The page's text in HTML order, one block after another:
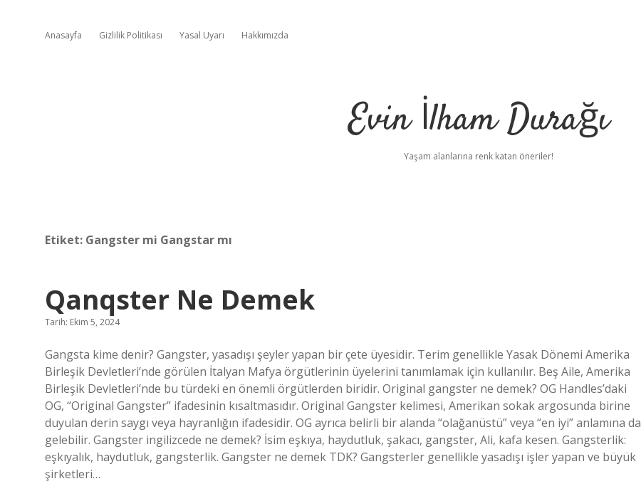
Anasayfa Gizlilik Politikası Yasal Uyarı Hakkımızda
Evin İlham Durağı
Yaşam alanlarına renk katan öneriler!
Etiket: Gangster mi Gangstar mı
Qanqster Ne Demek
Tarih: Ekim 5, 2024
Gangsta kime denir? Gangster, yasadışı şeyler yapan bir çete üyesidir. Terim genellikle Yasak Dönemi Amerika
Birleşik Devletleri’nde görülen İtalyan Mafya örgütlerinin üyelerini tanımlamak için kullanılır. Beş Aile, Amerika
Birleşik Devletleri’nde bu türdeki en önemli örgütlerden biridir. Original gangster ne demek? OG Handles’daki
OG, “Original Gangster” ifadesinin kısaltmasıdır. Original Gangster kelimesi, Amerikan sokak argosunda birine
duyulan derin saygı veya hayranlığın ifadesidir. OG ayrıca belirli bir alanda “olağanüstü” veya “en iyi” anlamına da
gelebilir. Gangster ingilizcede ne demek? İsim eşkıya, haydutluk, şakacı, gangster, Ali, kafa kesen. Gangsterlik:
eşkıyalık, haydutluk, gangsterlik. Gangster ne demek TDK? Gangsterler genellikle yasadışı işler yapan ve büyük
şirketleri…